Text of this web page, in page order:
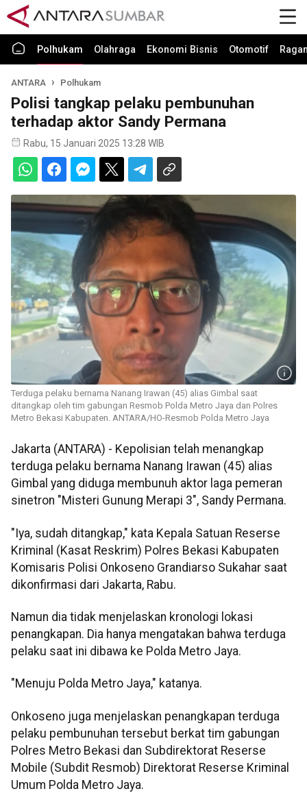
Polhukam Olahraga Ekonomi Bisnis Otomotif
ANTARA Polhukam
Polisi tangkap pelaku pembunuhan
terhadap aktor Sandy Permana
Rabu, 15 Januari 2025 13:28 WIB
Terduga pelaku bernama Nanang Irawan (45) alias Gimbal saat
ditangkap oleh tim gabungan Resmob Polda Metro Jaya dan Polres
Metro Bekasi Kabupaten. ANTARA/HO-Resmob Polda Metro Jaya
Jakarta (ANTARA) - Kepolisian telah menangkap
terduga pelaku bernama Nanang Irawan (45) alias
Gimbal yang diduga membunuh aktor laga pemeran
sinetron "Misteri Gunung Merapi 3", Sandy Permana.
"Iya, sudah ditangkap," kata Kepala Satuan Reserse
Kriminal (Kasat Reskrim) Polres Bekasi Kabupaten
Komisaris Polisi Onkoseno Grandiarso Sukahar saat
dikonfirmasi dari Jakarta, Rabu.
Namun dia tidak menjelaskan kronologi lokasi
penangkapan. Dia hanya mengatakan bahwa terduga
pelaku saat ini dibawa ke Polda Metro Jaya.
"Menuju Polda Metro Jaya," katanya.
Onkoseno juga menjelaskan penangkapan terduga
pelaku pembunuhan tersebut berkat tim gabungan
Polres Metro Bekasi dan Subdirektorat Reserse
Mobile (Subdit Resmob) Direktorat Reserse Kriminal
Umum Polda Metro Jaya.